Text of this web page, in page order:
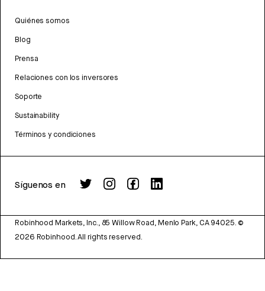
Quiénes somos
Blog
Prensa
Relaciones con los inversores
Soporte
Sustainability
Términos y condiciones
Síguenos en
Robinhood Markets, Inc., 85 Willow Road, Menlo Park, CA 94025. ©
2026 Robinhood. All rights reserved.